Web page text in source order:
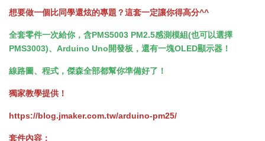
想要做一個比同學還炫的專題？這套一定讓你得高分^^
全套零件一次給你，含PMS5003 PM2.5感測模組(也可以選擇
PMS3003)、Arduino Uno開發板，還有一塊OLED顯示器！
線路圖、程式，傑森全部都幫你準備好了！
獨家教學提供！
https://blog.jmaker.com.tw/arduino-pm25/
套件內容：